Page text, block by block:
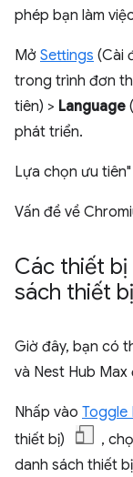
phép bạn làm
Mở Settings (Cài
trong trình đơn
tiên) > Language
phát triển.
Lựa chọn ưu
Vấn đề về
Các thiết
sách thiết bị
Giờ đây, bạn có
và Nest Hub Max
Nhấp vào Toggle
thiết bị)
,
danh sách thiết